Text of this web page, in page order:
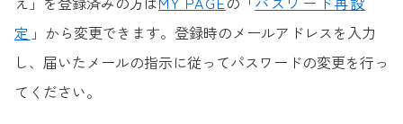
定 」から変更できます。登録時のメールアドレスを入力
し、届いたメールの指示に従ってパスワードの変更を行っ
てください。